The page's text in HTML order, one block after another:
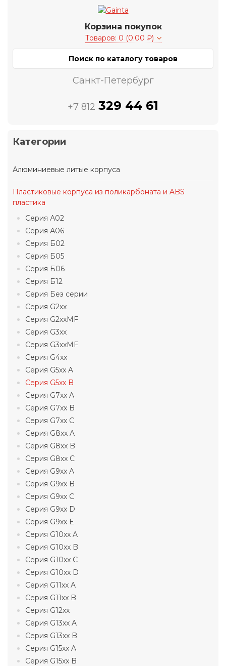
Корзина покупок
Товаров: 0 (0.00 ₽)
Санкт-Петербург
+7 812 329 44 61
Категории
Алюминиевые литые корпуса
Пластиковые корпуса из поликарбоната и ABS
пластика
Серия А02
Серия А06
Серия Б02
Серия Б05
Серия Б06
Серия Б12
Серия Без серии
Серия G2xx
Серия G2xxMF
Серия G3xx
Серия G3xxMF
Серия G4xx
Серия G5xx A
Серия G5xx B
Серия G7xx A
Серия G7xx B
Серия G7xx C
Серия G8xx A
Серия G8xx B
Серия G8xx C
Серия G9xx A
Серия G9xx B
Серия G9xx C
Серия G9xx D
Серия G9xx E
Серия G10xx A
Серия G10xx B
Серия G10xx C
Серия G10xx D
Серия G11xx A
Серия G11xx B
Серия G12xx
Серия G13xx A
Серия G13xx B
Серия G15xx A
Серия G15xx B